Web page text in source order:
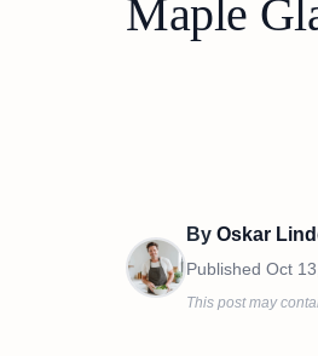
Maple
By Oskar
Published Oct
This post may